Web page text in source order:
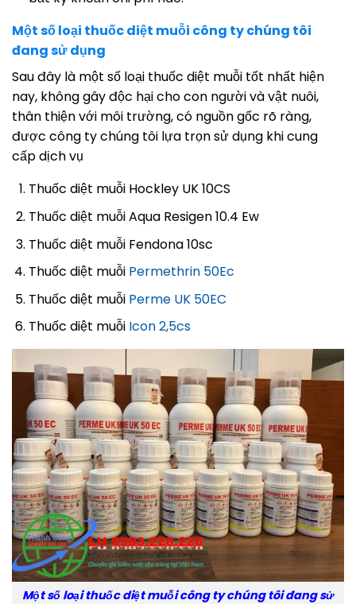
Một số loại thuốc diệt muỗi công ty chúng tôi
đang sử dụng
Sau đây là một số loại thuốc diệt muỗi tốt nhất hiện
nay, không gây độc hại cho con người và vật nuôi,
thân thiện với môi trường, có nguồn gốc rõ ràng,
được công ty chúng tôi lựa trọn sử dụng khi cung
cấp dịch vụ
Thuốc diệt muỗi Hockley UK 10CS
Thuốc diệt muỗi Aqua Resigen 10.4 Ew
Thuốc diệt muỗi Fendona 10sc
Thuốc diệt muỗi Permethrin 50Ec
Thuốc diệt muỗi Perme UK 50EC
Thuốc diệt muỗi Icon 2,5cs
Một số loại thuốc diệt muỗi công ty chúng tôi đang sử